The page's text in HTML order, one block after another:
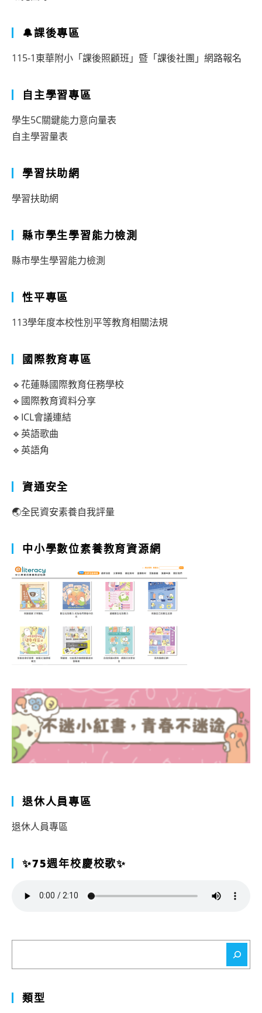
🔔課後專區
115-1東華附小「課後照顧班」暨「課後社團」網路報名
自主學習專區
學生5C關鍵能力意向量表
自主學習量表
學習扶助網
學習扶助網
縣市學生學習能力檢測
縣市學生學習能力檢測
性平專區
113學年度本校性別平等教育相關法規
國際教育專區
🔹花蓮縣國際教育任務學校
🔹國際教育資料分享
🔹ICL會議連結
🔹英語歌曲
🔹英語角
資通安全
🌏全民資安素養自我評量
中小學數位素養教育資源網
退休人員專區
退休人員專區
✨75週年校慶校歌✨
類型